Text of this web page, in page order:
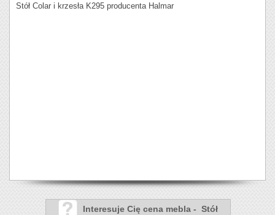
Stół Colar i krzesła K295 producenta Halmar
Interesuje Cię cena mebla - Stół